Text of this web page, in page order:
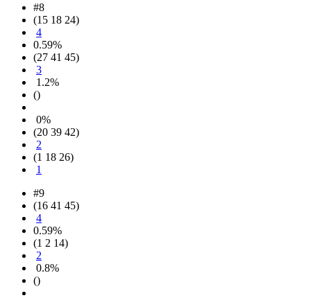
#8
(15 18 24)
4
0.59%
(27 41 45)
3
1.2%
()
0%
(20 39 42)
2
(1 18 26)
1
#9
(16 41 45)
4
0.59%
(1 2 14)
2
0.8%
()